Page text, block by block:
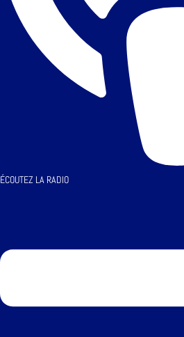
ÉCOUTEZ LA RADIO